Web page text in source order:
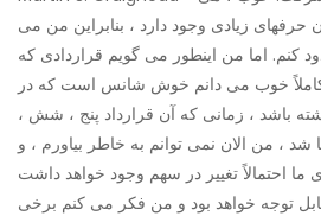
حرفهای زیادی وجود دارد ، بنابراین من می
کنم. اما من اینطور می گویم قراردادی که
خوب می دانم خوش شانس است که در
باشد ، زمانی که آن قرارداد پنج ، شش ،
، من الان نمی توانم به خاطر بیاورم ، و
ما احتمالاً تغییر در سهم وجود خواهد داشت
توجه خواهد بود و من فکر می کنم برخی